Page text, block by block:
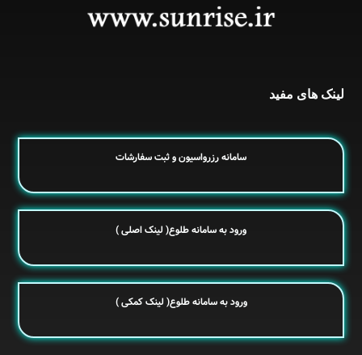
لینک های مفید
سامانه رزرواسیون و ثبت سفارشات
ورود به سامانه طلوع( لینک اصلی )
ورود به سامانه طلوع( لینک کمکی )